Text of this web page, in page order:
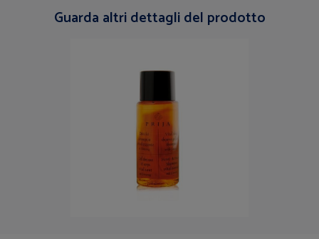
Guarda altri dettagli del prodotto